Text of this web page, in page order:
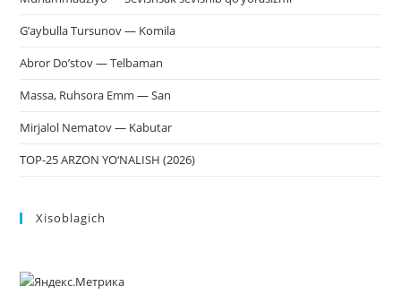
G’aybulla Tursunov — Komila
Abror Do’stov — Telbaman
Massa, Ruhsora Emm — San
Mirjalol Nematov — Kabutar
TOP-25 ARZON YO‘NALISH (2026)
Xisoblagich